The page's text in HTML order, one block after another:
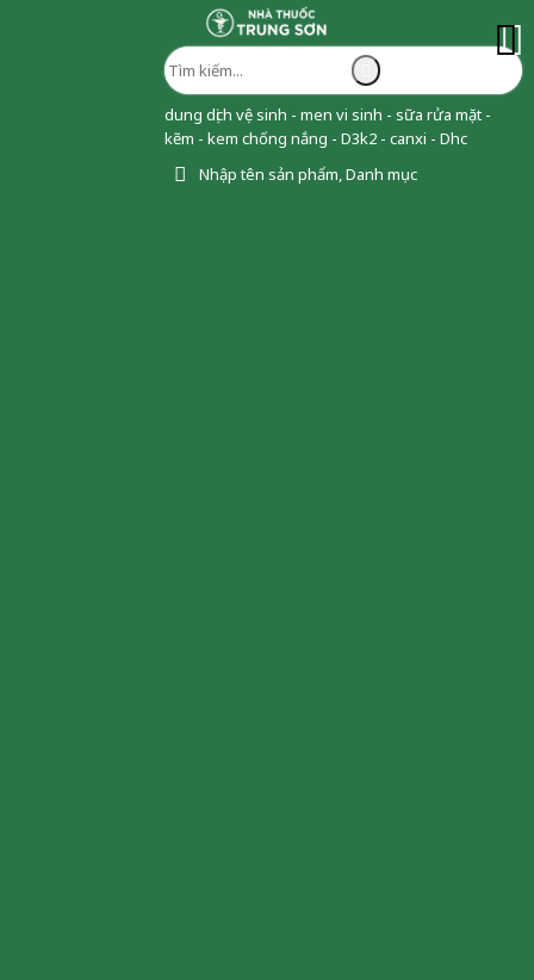
dung dịch vệ sinh - men vi sinh - sữa rửa mặt -
kẽm - kem chống nắng - D3k2 - canxi - Dhc
Nhập tên sản phẩm, Danh mục